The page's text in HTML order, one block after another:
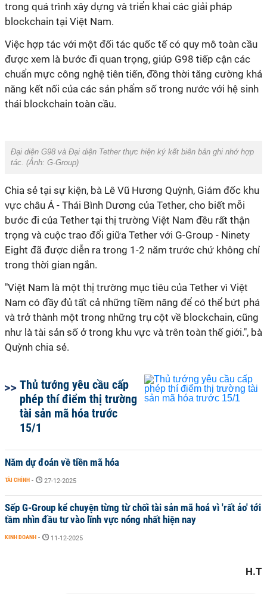
trong quá trình xây dựng và triển khai các giải pháp
blockchain tại Việt Nam.
Việc hợp tác với một đối tác quốc tế có quy mô toàn cầu
được xem là bước đi quan trọng, giúp G98 tiếp cận các
chuẩn mực công nghệ tiên tiến, đồng thời tăng cường khả
năng kết nối của các sản phẩm số trong nước với hệ sinh
thái blockchain toàn cầu.
Đại diện G98 và Đại diện Tether thực hiện ký kết biên bản ghi nhớ hợp
tác. (Ảnh: G-Group)
Chia sẻ tại sự kiện, bà Lê Vũ Hương Quỳnh, Giám đốc khu
vực châu Á - Thái Bình Dương của Tether, cho biết mỗi
bước đi của Tether tại thị trường Việt Nam đều rất thận
trọng và cuộc trao đổi giữa Tether với G-Group - Ninety
Eight đã được diễn ra trong 1-2 năm trước chứ không chỉ
trong thời gian ngắn.
"Việt Nam là một thị trường mục tiêu của Tether vì Việt
Nam có đầy đủ tất cả những tiềm năng để có thể bứt phá
và trở thành một trong những trụ cột về blockchain, cũng
như là tài sản số ở trong khu vực và trên toàn thế giới.", bà
Quỳnh chia sẻ.
Thủ tướng yêu cầu cấp
phép thí điểm thị trường
tài sản mã hóa trước
15/1
Năm dự đoán về tiền mã hóa
TÀI CHÍNH - 27-12-2025
Sếp G-Group kể chuyện từng từ chối tài sản mã hoá vì 'rất ảo' tới
tầm nhìn đầu tư vào lĩnh vực nóng nhất hiện nay
KINH DOANH - 11-12-2025
H.T